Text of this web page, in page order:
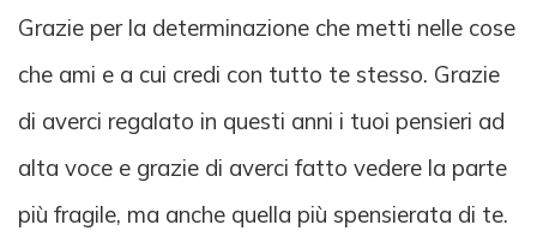
Grazie per la determinazione che metti nelle cose
che ami e a cui credi con tutto te stesso. Grazie
di averci regalato in questi anni i tuoi pensieri ad
alta voce e grazie di averci fatto vedere la parte
più fragile, ma anche quella più spensierata di te.